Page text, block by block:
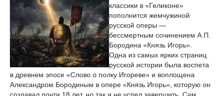
классики в «Геликоне»
пополнится жемчужиной
русской оперы —
бессмертным сочинением А.П.
Бородина «Князь Игорь».
Одна из самых ярких страниц
русской истории была воспета
в древнем эпосе «Слово о полку Игореве» и воплощена
Александром Бородиным в опере «Князь Игорь», которую он